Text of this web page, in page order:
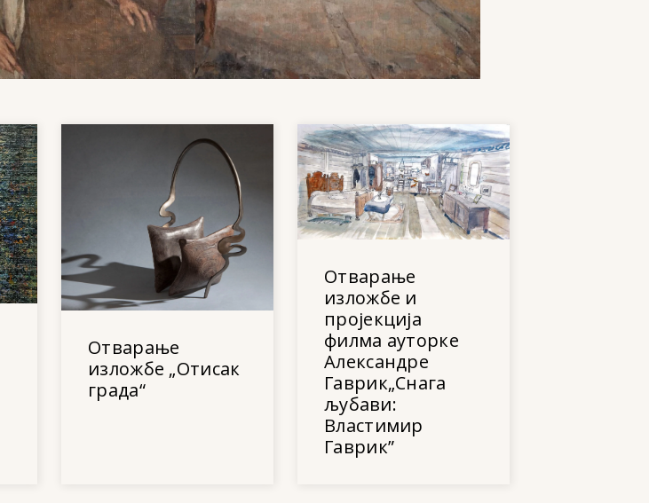
Отварање
изложбе „Отисак
града“
Отварање
изложбе и
пројекција
филма ауторке
Александре
Гаврик„Снага
љубави:
Властимир
Гаврик”